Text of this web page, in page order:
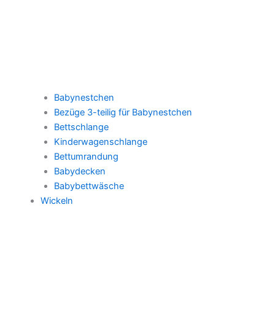
Babynestchen
Bezüge 3-teilig für Babynestchen
Bettschlange
Kinderwagenschlange
Bettumrandung
Babydecken
Babybettwäsche
Wickeln